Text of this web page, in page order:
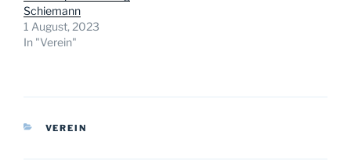
Schiemann
1 August, 2023
In "Verein"
KATEGORIEN
VEREIN